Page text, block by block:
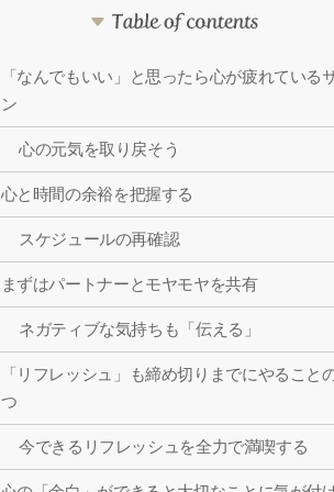
「なんでもいい」と思ったら心が疲れている
ン
心の元気を取り戻そう
心と時間の余裕を把握する
スケジュールの再確認
まずはパートナーとモヤモヤを共有
ネガティブな気持ちも「伝える」
「リフレッシュ」も締め切りまでにやること
つ
今できるリフレッシュを全力で満喫する